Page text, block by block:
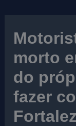
morto
do
fazer